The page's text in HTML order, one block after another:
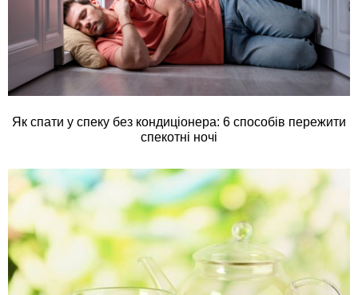
Як спати у спеку без кондиціонера: 6 способів пережити
спекотні ночі